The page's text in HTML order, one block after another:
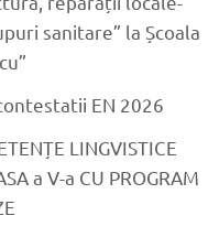
sanitare” la Școala
EN 2026
LINGVISTICE
a V-a CU PROGRAM